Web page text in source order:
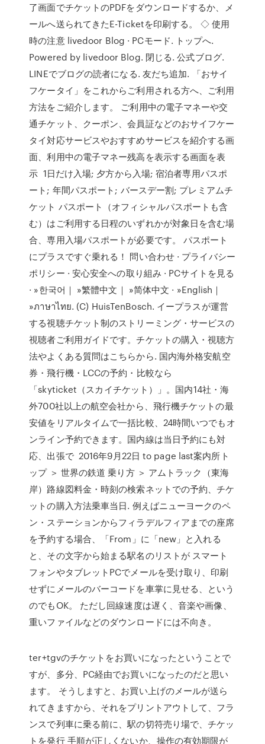
了画面でチケットのPDFをダウンロードするか、メ
ールへ送られてきたE-Ticketを印刷する。 ◇ 使用
時の注意 livedoor Blog · PCモード. トップへ.
Powered by livedoor Blog. 閉じる. 公式ブログ.
LINEでブログの読者になる. 友だち追加. 「おサイ
フケータイ」をこれからご利用される方へ、ご利用
方法をご紹介します。 ご利用中の電子マネーや交
通チケット、クーポン、会員証などのおサイフケー
タイ対応サービスやおすすめサービスを紹介する画
面、利用中の電子マネー残高を表示する画面を表
示 1日だけ入場; 夕方から入場; 宿泊者専用パスポ
ート; 年間パスポート; バースデー割; プレミアムチ
ケット パスポート（オフィシャルパスポートも含
む）はご利用する日程のいずれかが対象日を含む場
合、専用入場パスポートが必要です。 パスポート
にプラスですぐ乗れる！ 問い合わせ · プライバシー
ポリシー · 安心安全への取り組み · PCサイトを見る
· »한국어｜ »繁體中文｜ »简体中文 · »English｜
»ภาษาไทย. (C) HuisTenBosch. イープラスが運営
する視聴チケット制のストリーミング・サービスの
視聴者ご利用ガイドです。チケットの購入・視聴方
法やよくある質問はこちらから. 国内海外格安航空
券・飛行機・LCCの予約・比較なら
「skyticket（スカイチケット）」。国内14社・海
外700社以上の航空会社から、飛行機チケットの最
安値をリアルタイムで一括比較、24時間いつでもオ
ンライン予約できます。国内線は当日予約にも対
応、出張で 2016年9月22日 to page last案内所ト
ップ ＞ 世界の鉄道 乗り方 ＞ アムトラック（東海
岸）路線図料金・時刻の検索ネットでの予約、チケ
ットの購入方法乗車当日. 例えばニューヨークのペ
ン・ステーションからフィラデルフィアまでの座席
を予約する場合、「From」に「new」と入れる
と、その文字から始まる駅名のリストが スマート
フォンやタブレットPCでメールを受け取り、印刷
せずにメールのバーコードを車掌に見せる、という
のでもOK。 ただし回線速度は遅く、音楽や画像、
重いファイルなどのダウンロードには不向き。
ter+tgvのチケットをお買いになったということで
すが、多分、PC経由でお買いになったのだと思い
ます。 そうしますと、お買い上げのメールが送ら
れてきますから、それをプリントアウトして、フラ
ンスで列車に乗る前に、駅の切符売り場で、チケッ
トを発行 手順が正しくないか、操作の有効期限が